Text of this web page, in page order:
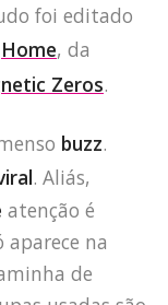
foi editado
Home, da
Zeros.
buzz.
. Aliás,
atenção é
aparece na
de